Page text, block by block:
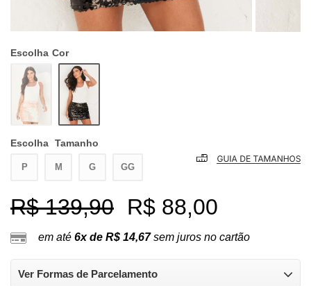
Escolha Cor
Escolha Tamanho
P M G GG
R$ 139,90 R$ 88,00
em até 6x de R$ 14,67sem juros no cartão
Ver Formas de Parcelamento